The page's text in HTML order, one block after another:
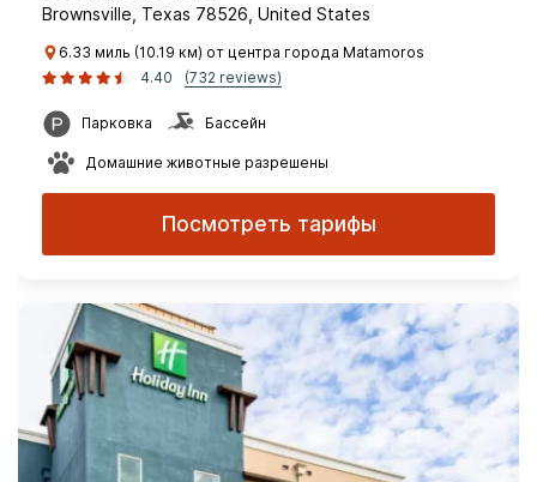
Brownsville, Texas 78526, United States
6.33 миль (10.19 км) от центра города Matamoros
4.40
(732 reviews)
Парковка Бассейн
Домашние животные разрешены
Посмотреть тарифы